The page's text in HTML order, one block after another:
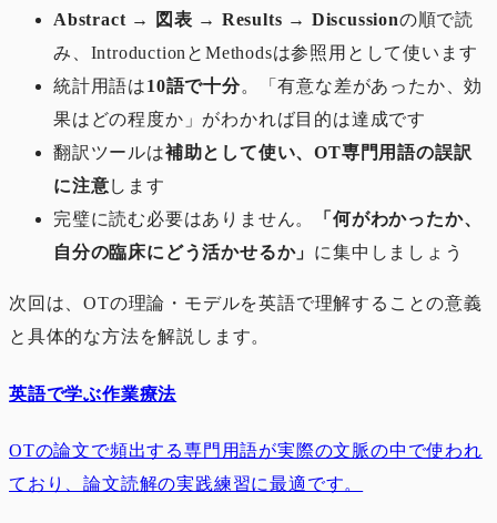
Abstract → 図表 → Results → Discussionの順で読
み、IntroductionとMethodsは参照用として使います
統計用語は10語で十分。「有意な差があったか、効
果はどの程度か」がわかれば目的は達成です
翻訳ツールは補助として使い、OT専門用語の誤訳
に注意します
完璧に読む必要はありません。
「何がわかったか、
自分の臨床にどう活かせるか」 に集中しましょう
次回は、OTの理論・モデルを英語で理解することの意義
と具体的な方法を解説します。
英語で学ぶ作業療法
OTの論文で頻出する専門用語が実際の文脈の中で使われ
ており、論文読解の実践練習に最適です。